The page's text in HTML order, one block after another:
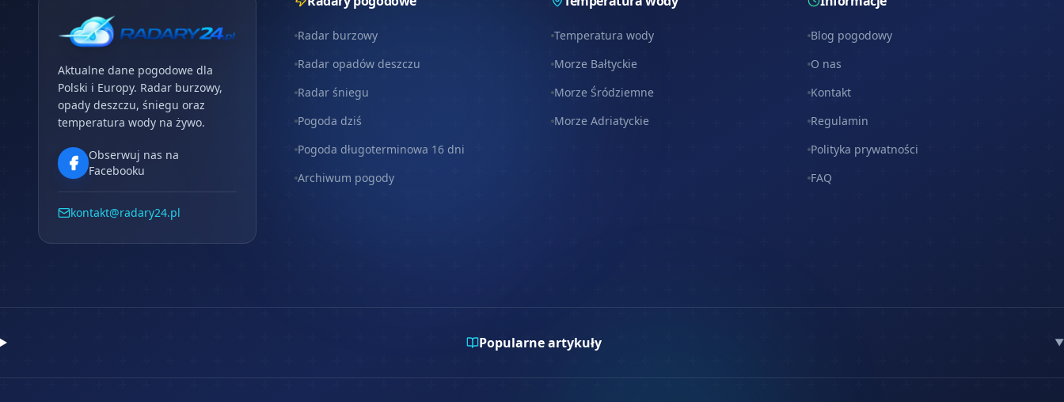
Aktualne dane pogodowe dla
Polski i Europy. Radar burzowy,
opady deszczu, śniegu oraz
temperatura wody na żywo.
Obserwuj nas na
Facebooku
kontakt@radary24.pl
Radar burzowy
Radar opadów deszczu
Radar śniegu
Pogoda dziś
Pogoda długoterminowa 16 dni
Archiwum pogody
Temperatura wody
Morze Bałtyckie
Morze Śródziemne
Morze Adriatyckie
Blog pogodowy
O nas
Kontakt
Regulamin
Polityka prywatności
FAQ
Popularne artykuły ▼